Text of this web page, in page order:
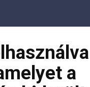
a